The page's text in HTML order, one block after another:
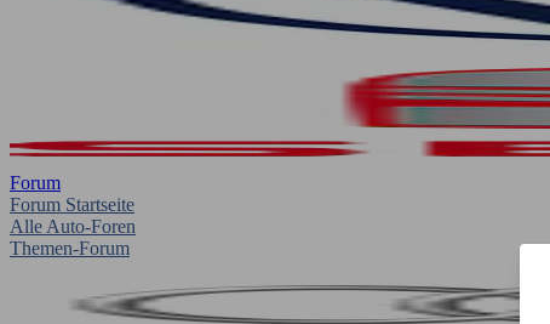
Forum
Forum Startseite
Alle Auto-Foren
Themen-Forum